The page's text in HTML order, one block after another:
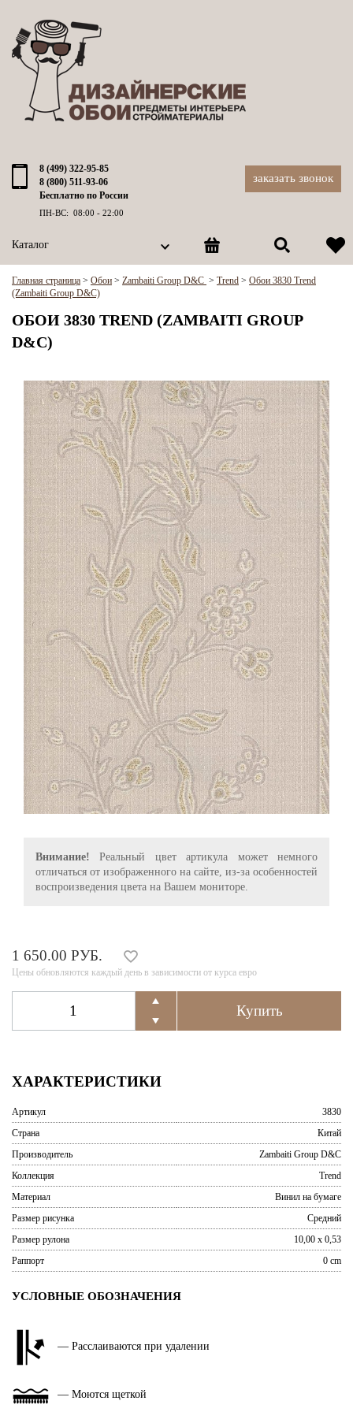
8 (499) 322-95-85
8 (800) 511-93-06
Бесплатно по России
ПН-ВС: 08:00 - 22:00
заказать звонок
Каталог
Главная страница > Обои > Zambaiti Group D&C > Trend > Обои 3830 Trend
(Zambaiti Group D&C)
ОБОИ 3830 TREND (ZAMBAITI GROUP
D&C)
Внимание! Реальный цвет артикула может немного
отличаться от изображенного на сайте, из-за особенностей
воспроизведения цвета на Вашем мониторе.
1 650.00 РУБ.
Цены обновляются каждый день в зависимости от курса евро
ХАРАКТЕРИСТИКИ
Артикул
3830
Страна
Китай
Производитель
Zambaiti Group D&C
Коллекция
Trend
Материал
Винил на бумаге
Размер рисунка
Средний
Размер рулона
10,00 x 0,53
Раппорт
0 cm
УСЛОВНЫЕ ОБОЗНАЧЕНИЯ
— Расслаиваются при удалении
— Моются щеткой